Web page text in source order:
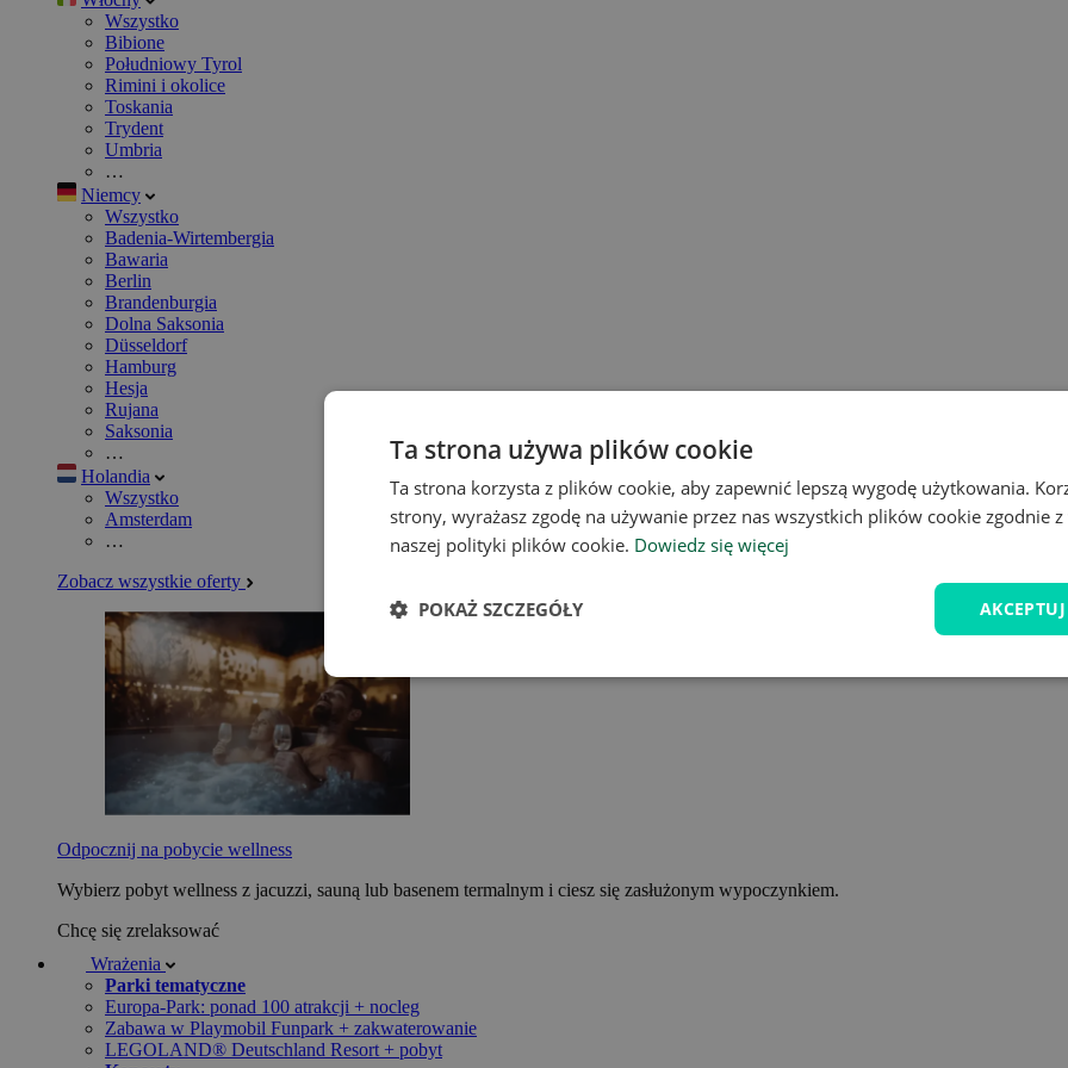
Wszystko
Bibione
Południowy Tyrol
Rimini i okolice
Toskania
Trydent
Umbria
…
Niemcy
Wszystko
Badenia-Wirtembergia
Bawaria
Berlin
Brandenburgia
Dolna Saksonia
Düsseldorf
Hamburg
Hesja
Rujana
Saksonia
…
Holandia
Wszystko
Amsterdam
…
Zobacz wszystkie oferty
Odpocznij na pobycie wellness
Wybierz pobyt wellness z jacuzzi, sauną lub basenem termalnym i ciesz się zasłużonym wypoczynkiem.
Chcę się zrelaksować
Wrażenia
Parki tematyczne
Europa-Park: ponad 100 atrakcji + nocleg
Zabawa w Playmobil Funpark + zakwaterowanie
LEGOLAND® Deutschland Resort + pobyt
Ta strona używa plików cookie
Ta strona korzysta z plików cookie, aby zapewnić lepszą wygodę użytkowania.
strony, wyrażasz zgodę na używanie przez nas wszystkich plików cookie zgodnie
naszej polityki plików cookie. Dowiedz się więcej
POKAŻ SZCZEGÓŁY